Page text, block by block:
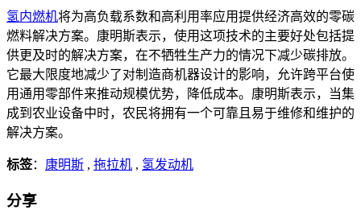
氢内燃机将为高负载系数和高利用率应用提供经济高效的零碳
燃料解决方案。康明斯表示，使用这项技术的主要好处包括提
供更及时的解决方案，在不牺牲生产力的情况下减少碳排放。
它最大限度地减少了对制造商机器设计的影响，允许跨平台使
用通用零部件来推动规模优势，降低成本。康明斯表示，当集
成到农业设备中时，农民将拥有一个可靠且易于维修和维护的
解决方案。
标签： 康明斯 , 拖拉机 , 氢发动机
分享